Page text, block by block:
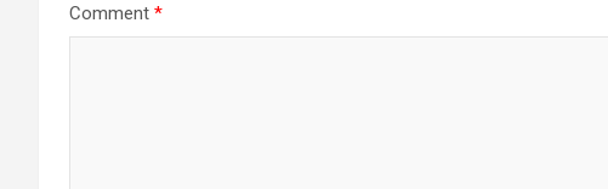
Comment *